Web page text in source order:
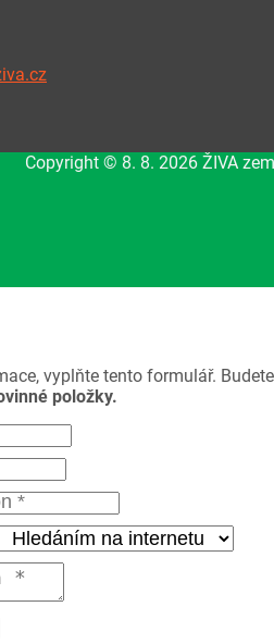
Copyright © 8. 8. 2026 ŽIVA
vyplňte tento formulář.
položky.